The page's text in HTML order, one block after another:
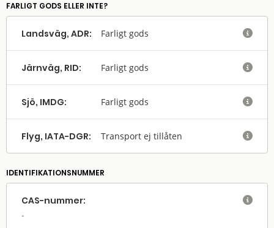
FARLIGT GODS ELLER INTE?
Landsväg, ADR: Farligt gods 
Järnväg, RID: Farligt gods 
Sjö, IMDG: Farligt gods 
Flyg, IATA-DGR: Transport ej tillåten 
IDENTIFIKATIONSNUMMER
CAS-nummer: 